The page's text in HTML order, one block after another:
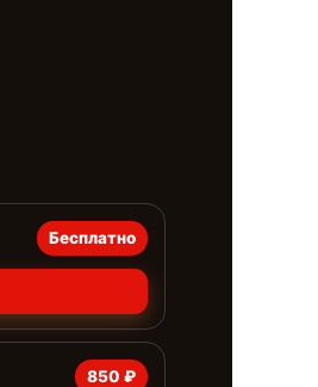
Бесплатно
850 ₽